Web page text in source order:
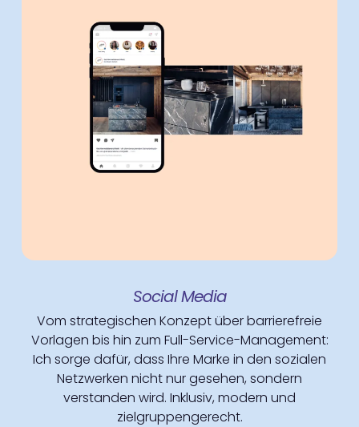
Social Media
Social Media Management
Vom strategischen Konzept über barrierefreie
Vorlagen bis hin zum Full-Service-Management:
Ich sorge dafür, dass Ihre Marke in den sozialen
Netzwerken nicht nur gesehen, sondern
verstanden wird. Inklusiv, modern und
zielgruppengerecht.